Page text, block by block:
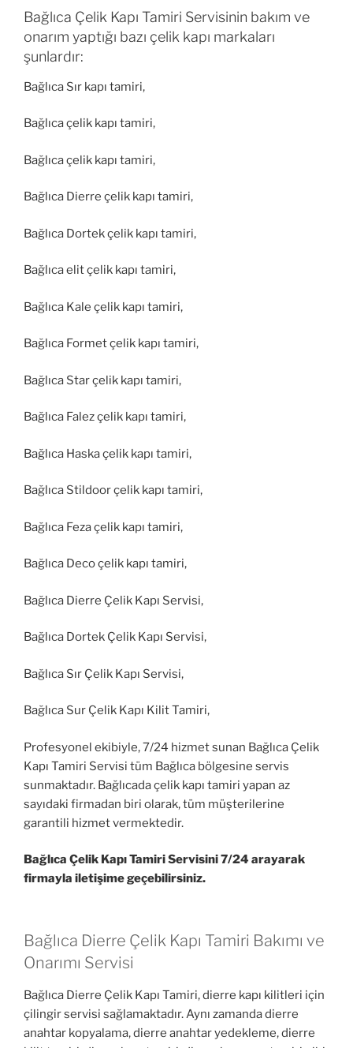
Bağlıca Çelik Kapı Tamiri Servisinin bakım ve
onarım yaptığı bazı çelik kapı markaları
şunlardır:
Bağlıca Sır kapı tamiri,
Bağlıca çelik kapı tamiri,
Bağlıca çelik kapı tamiri,
Bağlıca Dierre çelik kapı tamiri,
Bağlıca Dortek çelik kapı tamiri,
Bağlıca elit çelik kapı tamiri,
Bağlıca Kale çelik kapı tamiri,
Bağlıca Formet çelik kapı tamiri,
Bağlıca Star çelik kapı tamiri,
Bağlıca Falez çelik kapı tamiri,
Bağlıca Haska çelik kapı tamiri,
Bağlıca Stildoor çelik kapı tamiri,
Bağlıca Feza çelik kapı tamiri,
Bağlıca Deco çelik kapı tamiri,
Bağlıca Dierre Çelik Kapı Servisi,
Bağlıca Dortek Çelik Kapı Servisi,
Bağlıca Sır Çelik Kapı Servisi,
Bağlıca Sur Çelik Kapı Kilit Tamiri,
Profesyonel ekibiyle, 7/24 hizmet sunan Bağlıca Çelik
Kapı Tamiri Servisi tüm Bağlıca bölgesine servis
sunmaktadır. Bağlıcada çelik kapı tamiri yapan az
sayıdaki firmadan biri olarak, tüm müşterilerine
garantili hizmet vermektedir.
Bağlıca Çelik Kapı Tamiri Servisini 7/24 arayarak
firmayla iletişime geçebilirsiniz.
Bağlıca Dierre Çelik Kapı Tamiri Bakımı ve
Onarımı Servisi
Bağlıca Dierre Çelik Kapı Tamiri, dierre kapı kilitleri için
çilingir servisi sağlamaktadır. Aynı zamanda dierre
anahtar kopyalama, dierre anahtar yedekleme, dierre